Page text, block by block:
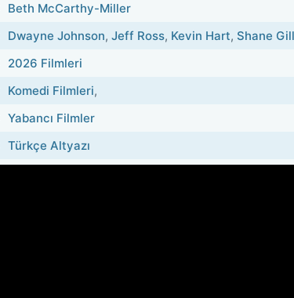
Beth McCarthy-Miller
Dwayne Johnson, Jeff Ross, Kevin Hart, Shane
2026 Filmleri
Komedi Filmleri,
Yabancı Filmler
Türkçe Altyazı